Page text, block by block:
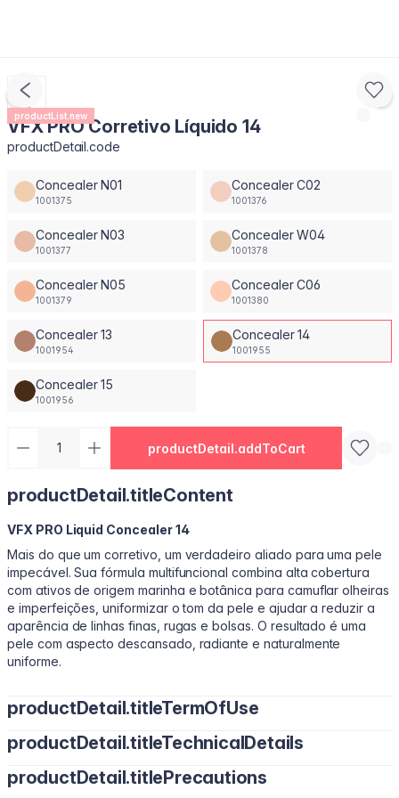
productList.new
VFX PRO Corretivo Líquido 14
productDetail.code
Concealer N01
1001375
Concealer C02
1001376
Concealer N03
1001377
Concealer W04
1001378
Concealer N05
1001379
Concealer C06
1001380
Concealer 13
1001954
Concealer 14
1001955
Concealer 15
1001956
productDetail.addToCart
productDetail.titleContent
VFX PRO Liquid Concealer 14
Mais do que um corretivo, um verdadeiro aliado para uma pele
impecável. Sua fórmula multifuncional combina alta cobertura
com ativos de origem marinha e botânica para camuflar olheiras
e imperfeições, uniformizar o tom da pele e ajudar a reduzir a
aparência de linhas finas, rugas e bolsas. O resultado é uma
pele com aspecto descansado, radiante e naturalmente
uniforme.
productDetail.titleTermOfUse
Aplique pequenas quantidades do VFX PRO Corretivo Líquido
suavemente com uma esponja, pincel ou com a ponta dos
productDetail.titleTechnicalDetails
Agua (Aqua), Cyclopentasiloxane, Cyclohexasiloxane, Butylene
productDetail.titlePrecautions